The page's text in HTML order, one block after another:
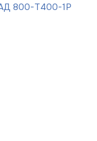
800-Т400-1Р